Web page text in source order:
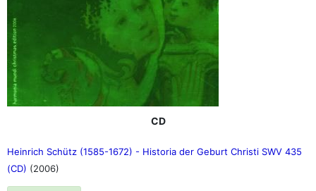
CD
Heinrich Schütz (1585-1672) - Historia der Geburt Christi SWV 435
(CD) (2006)